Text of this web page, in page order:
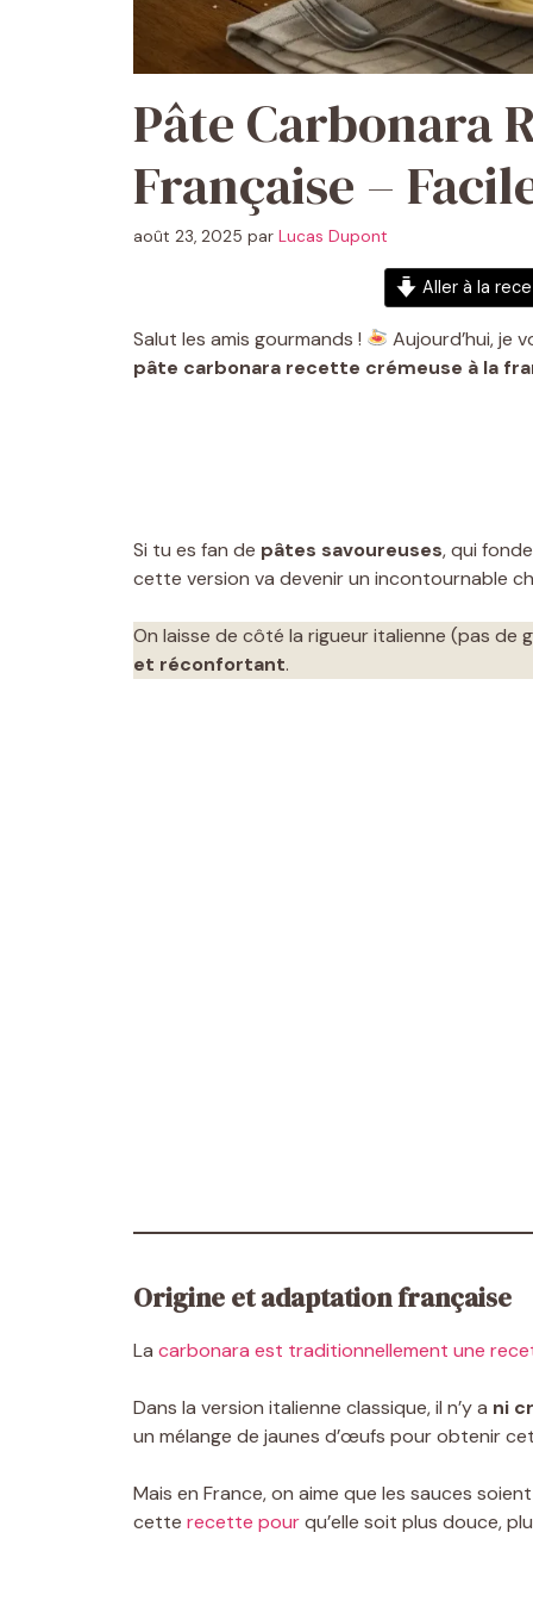
Pâte Carbonara
Française –
août 23, 2025 par Lucas Dupont
Aller à la
Salut les amis gourmands !
Aujourd’hui, je
pâte carbonara recette crémeuse à la
Si tu es fan de pâtes savoureuses, qui
cette version va devenir un incontournable
On laisse de côté la rigueur italienne (pas
et réconfortant.
Origine et adaptation française
La carbonara est traditionnellement une
Dans la version italienne classique, il n’y a ni
un mélange de jaunes d’œufs pour obtenir
Mais en France, on aime que les sauces
cette recette pourqu’elle soit plus douce,